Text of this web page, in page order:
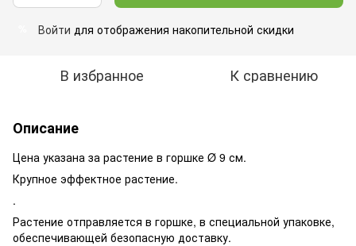
Войти для отображения накопительной скидки
В избранное К сравнению
Описание
Цена указана за растение в горшке Ø 9 см.
Крупное эффектное растение.
.
Растение отправляется в горшке, в специальной упаковке,
обеспечивающей безопасную доставку.